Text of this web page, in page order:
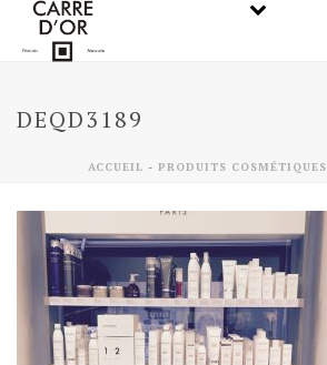
DEQD3189
ACCUEIL - PRODUITS COSMÉTIQUES